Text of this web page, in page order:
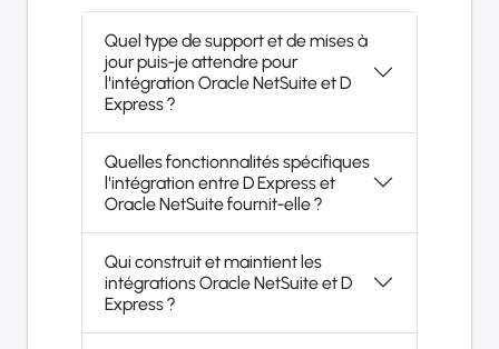
Quel type de support et de mises à
jour puis-je attendre pour
l'intégration Oracle NetSuite et D
Express ?
Quelles fonctionnalités spécifiques
l'intégration entre D Express et
Oracle NetSuite fournit-elle ?
Qui construit et maintient les
intégrations Oracle NetSuite et D
Express ?